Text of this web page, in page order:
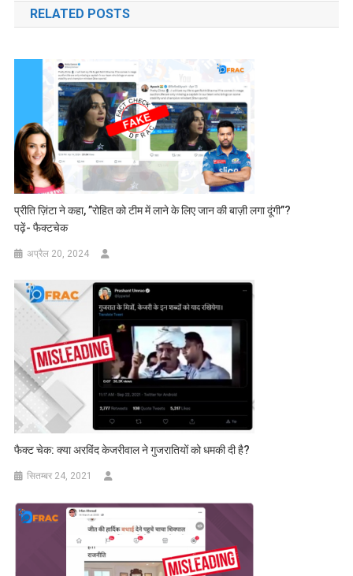
RELATED POSTS
प्रीति ज़िंटा ने कहा, ”रोहित को टीम में लाने के लिए जान की बाज़ी लगा दूंगी”?
पढ़ें- फैक्टचेक
अप्रैल 20, 2024
फैक्ट चेक: क्या अरविंद केजरीवाल ने गुजरातियों को धमकी दी है?
सितम्बर 24, 2021